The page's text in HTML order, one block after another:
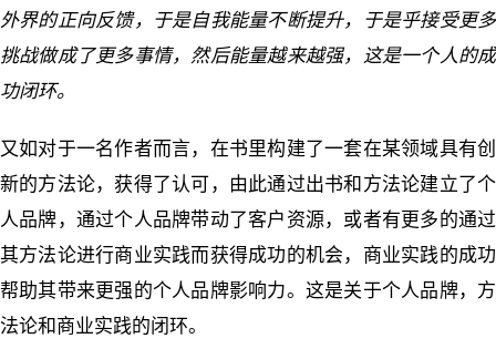
外界的正向反馈，于是自我能量不断提升，于是乎接受更多
挑战做成了更多事情，然后能量越来越强，这是一个人的成
功闭环。
又如对于一名作者而言，在书里构建了一套在某领域具有创
新的方法论，获得了认可，由此通过出书和方法论建立了个
人品牌，通过个人品牌带动了客户资源，或者有更多的通过
其方法论进行商业实践而获得成功的机会，商业实践的成功
帮助其带来更强的个人品牌影响力。这是关于个人品牌，方
法论和商业实践的闭环。